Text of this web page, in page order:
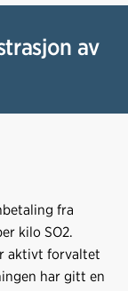
av
fra
kilo SO2.
aktivt forvaltet
har gitt en